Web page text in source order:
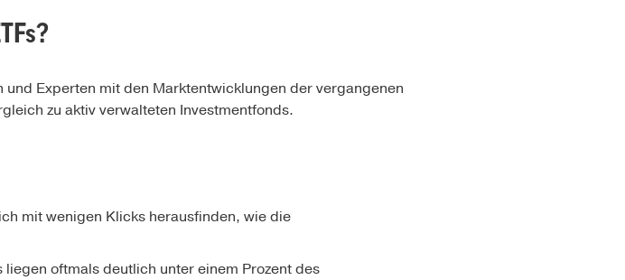
Experten mit den Marktentwicklungen der vergangenen
zu aktiv verwalteten Investmentfonds.
mit wenigen Klicks herausfinden, wie die
oftmals deutlich unter einem Prozent des